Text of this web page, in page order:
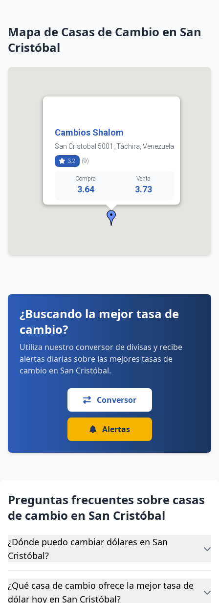
Mapa de Casas de Cambio en San
Cristóbal
Cambios Shalom
San Cristobal 5001, Táchira, Venezuela
3.2 (9)
Compra
3.64
Venta
3.73
0414-0791105
Cómo llegar
¿Buscando la mejor tasa de
cambio?
Utiliza nuestro conversor de divisas y recibe
alertas diarias sobre las mejores tasas de
cambio en San Cristóbal.
Conversor
Alertas
Preguntas frecuentes sobre casas
de cambio en San Cristóbal
¿Dónde puedo cambiar dólares en San
Cristóbal?
¿Qué casa de cambio ofrece la mejor tasa de
dólar hoy en San Cristóbal?